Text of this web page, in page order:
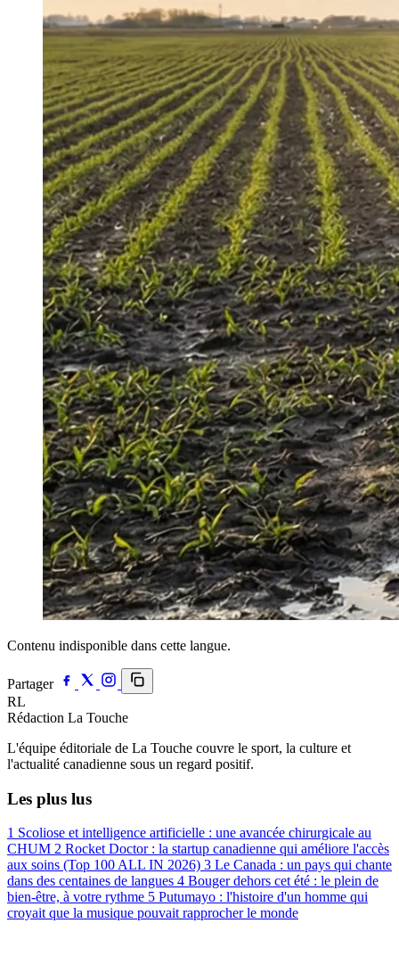
Contenu indisponible dans cette langue.
Partager
RL
Rédaction La Touche
L'équipe éditoriale de La Touche couvre le sport, la culture et
l'actualité canadienne sous un regard positif.
Les plus lus
1 Scoliose et intelligence artificielle : une avancée chirurgicale au
CHUM 2 Rocket Doctor : la startup canadienne qui améliore l'accès
aux soins (Top 100 ALL IN 2026) 3 Le Canada : un pays qui chante
dans des centaines de langues 4 Bouger dehors cet été : le plein de
bien-être, à votre rythme 5 Putumayo : l'histoire d'un homme qui
croyait que la musique pouvait rapprocher le monde